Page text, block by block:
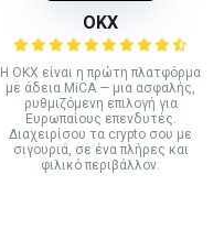
ΟΚΧ
Η OKX είναι η πρώτη πλατφόρμα
με άδεια MiCA — μια ασφαλής,
ρυθμιζόμενη επιλογή για
Ευρωπαίους επενδυτές.
Διαχειρίσου τα crypto σου με
σιγουριά, σε ένα πλήρες και
φιλικό περιβάλλον.